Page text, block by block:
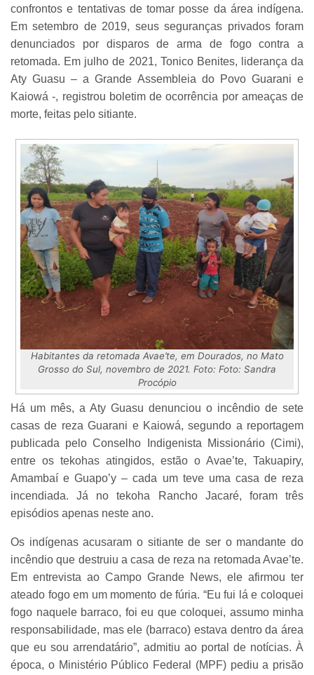
confrontos e tentativas de tomar posse da área indígena.
Em setembro de 2019, seus seguranças privados foram
denunciados por disparos de arma de fogo contra a
retomada. Em julho de 2021, Tonico Benites, liderança da
Aty Guasu – a Grande Assembleia do Povo Guarani e
Kaiowá -, registrou boletim de ocorrência por ameaças de
morte, feitas pelo sitiante.
Habitantes da retomada Avae’te, em Dourados, no Mato
Grosso do Sul, novembro de 2021. Foto: Foto: Sandra
Procópio
Há um mês, a Aty Guasu denunciou o incêndio de sete
casas de reza Guarani e Kaiowá, segundo a reportagem
publicada pelo Conselho Indigenista Missionário (Cimi),
entre os tekohas atingidos, estão o Avae’te, Takuapiry,
Amambaí e Guapo’y – cada um teve uma casa de reza
incendiada. Já no tekoha Rancho Jacaré, foram três
episódios apenas neste ano.
Os indígenas acusaram o sitiante de ser o mandante do
incêndio que destruiu a casa de reza na retomada Avae’te.
Em entrevista ao Campo Grande News, ele afirmou ter
ateado fogo em um momento de fúria. “Eu fui lá e coloquei
fogo naquele barraco, foi eu que coloquei, assumo minha
responsabilidade, mas ele (barraco) estava dentro da área
que eu sou arrendatário”, admitiu ao portal de notícias. À
época, o Ministério Público Federal (MPF) pediu a prisão